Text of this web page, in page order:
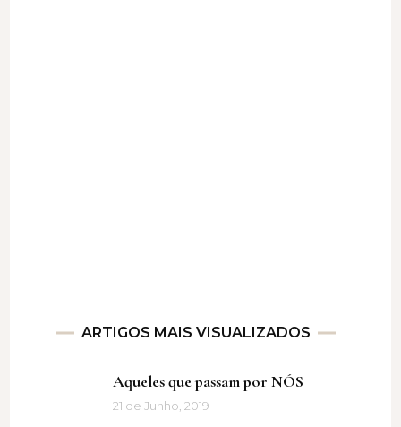
ARTIGOS MAIS VISUALIZADOS
Aqueles que passam por NÓS
21 de Junho, 2019